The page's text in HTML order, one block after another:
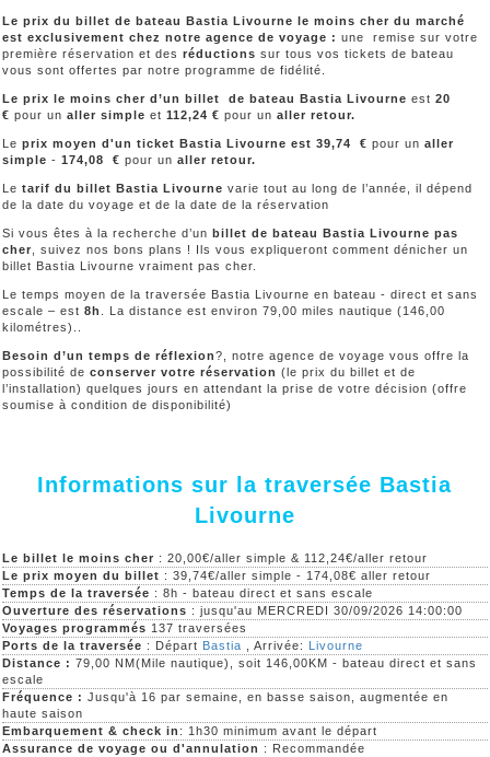
Le prix du billet de bateau Bastia Livourne le moins cher du marché
est exclusivement chez notre agence de voyage : une remise sur votre
première réservation et des réductions sur tous vos tickets de bateau
vous sont offertes par notre programme de fidélité.
Le prix le moins cher d’un billet de bateau Bastia Livourne est 20
€ pour un aller simple et 112,24 € pour un aller retour.
Le prix moyen d'un ticket Bastia Livourne est 39,74 € pour un aller
simple - 174,08 € pour un aller retour.
Le tarif du billet Bastia Livourne varie tout au long de l’année, il dépend
de la date du voyage et de la date de la réservation
Si vous êtes à la recherche d’un billet de bateau Bastia Livourne pas
cher , suivez nos bons plans ! Ils vous expliqueront comment dénicher un
billet Bastia Livourne vraiment pas cher.
Le temps moyen de la traversée Bastia Livourne en bateau - direct et sans
escale – est 8h
. La distance est environ 79,00 miles nautique (146,00
kilométres)..
Besoin d’un temps de réflexion?, notre agence de voyage vous offre la
possibilité de conserver votre réservation (le prix du billet et de
l’installation) quelques jours en attendant la prise de votre décision (offre
soumise à condition de disponibilité)
Informations sur la traversée Bastia
Livourne
Le billet le moins cher : 20,00€/aller simple & 112,24€/aller retour
Le prix moyen du billet : 39,74€/aller simple - 174,08€ aller retour
Temps de la traversée : 8h - bateau direct et sans escale
Ouverture des réservations : jusqu'au MERCREDI 30/09/2026 14:00:00
Voyages programmés 137 traversées
Ports de la traversée : Départ Bastia , Arrivée: Livourne
Distance : 79,00 NM(Mile nautique), soit 146,00KM - bateau direct et sans
escale
Fréquence : Jusqu'à 16 par semaine, en basse saison, augmentée en
haute saison
Embarquement & check in : 1h30 minimum avant le départ
Assurance de voyage ou d'annulation : Recommandée